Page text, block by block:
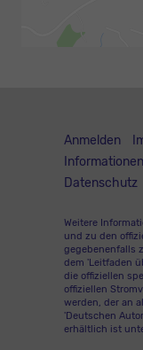
Anmelden
Datenschutz
Weitere
und zu den
gegebenenfalls
dem 'Leitfaden
die offiziellen
offiziellen
werden, der an
'Deutschen
erhältlich ist